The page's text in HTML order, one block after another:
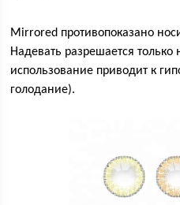
Mirrored противопоказано
Надевать разрешается
использование приводит к
голодание).